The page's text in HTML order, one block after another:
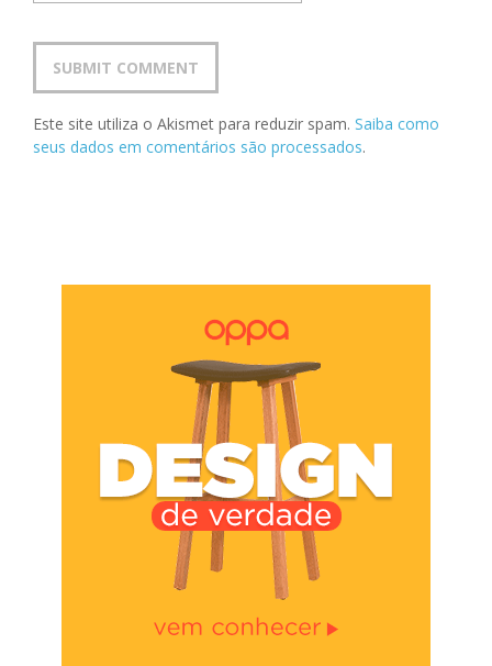
Este site utiliza o Akismet para reduzir spam. Saiba como
seus dados em comentários são processados.